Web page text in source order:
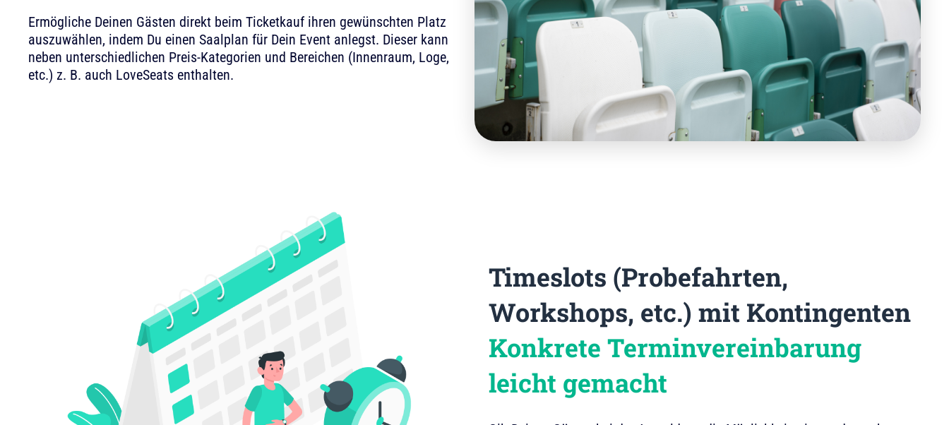
Ermögliche Deinen Gästen direkt beim Ticketkauf ihren gewünschten Platz
auszuwählen, indem Du einen Saalplan für Dein Event anlegst. Dieser kann
neben unterschiedlichen Preis-Kategorien und Bereichen (Innenraum, Loge,
etc.) z. B. auch LoveSeats enthalten.
Timeslots (Probefahrten,
Workshops, etc.) mit Kontingenten
Konkrete Terminvereinbarung
leicht gemacht